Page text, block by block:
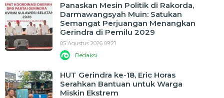
Panaskan Mesin Politik di Rakorda,
Darmawangsyah Muin: Satukan
Semangat Perjuangan Menangkan
Gerindra di Pemilu 2029
05 Agustus 2026 09:21
Redaksi
HUT Gerindra ke-18, Eric Horas
Serahkan Bantuan untuk Warga
Miskin Ekstrem